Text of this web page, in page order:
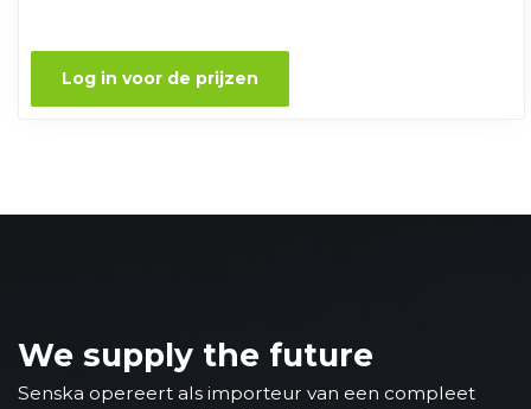
Log in voor de prijzen
We supply the future
Senska opereert als importeur van een compleet